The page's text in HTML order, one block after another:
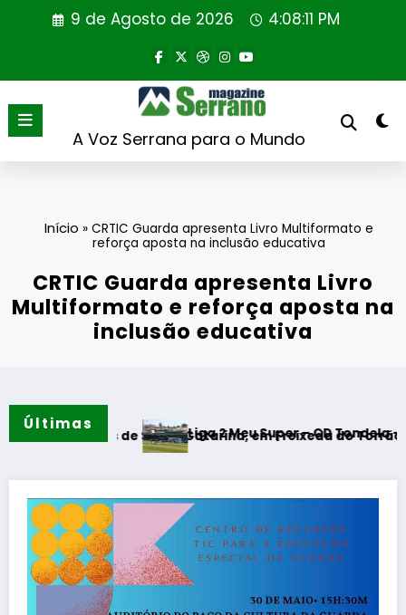
9 de Agosto de 2026 4:08:12 PM
A Voz Serrana para o Mundo
Início »CRTIC Guarda apresenta Livro Multiformato e
reforça aposta na inclusão educativa
CRTIC Guarda apresenta Livro
Multiformato e reforça aposta na
inclusão educativa
Últimas
de Santa Catarina, em Freixeda do Torrão
Liga 2 Meu Super – CD Tondela – Amarante